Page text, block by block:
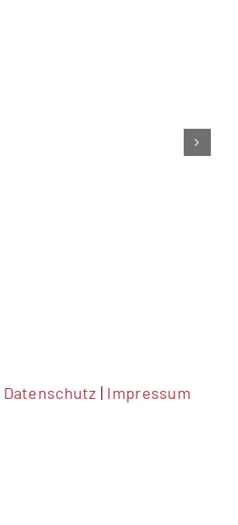
3.Esslinger
Datenschutz | Impressum